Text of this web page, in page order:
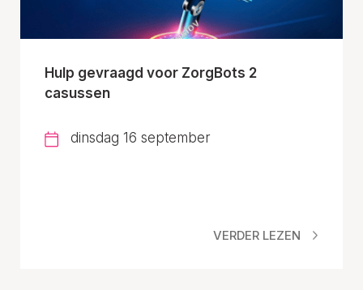
Hulp gevraagd voor ZorgBots 2
casussen
dinsdag 16 september
VERDER LEZEN